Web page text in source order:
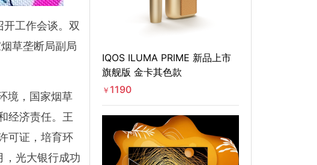
工作会谈。双
草垄断局副局
境，国家烟草
经济责任。王
可证，培育环
，光大银行成功
IQOS ILUMA PRIME 新品上市
旗舰版 金卡其色款
￥ 1190